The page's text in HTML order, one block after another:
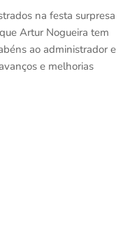
na festa surpresa
Artur Nogueira tem
ao administrador e
e melhorias